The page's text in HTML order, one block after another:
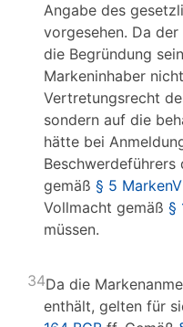
Angabe des
vorgesehen. Da
die Begründung
Markeninhaber
Vertretungsrecht
sondern auf die
hätte bei
gemäß § 5 MarkenV
Vollmacht gemäß §
müssen.
34Da die
enthält, gelten für